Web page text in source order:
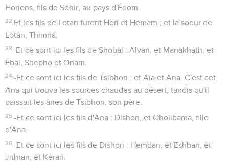
Horiens, fils de Séhir, au pays d'Édom.
22 Et les fils de Lotan furent Hori et Hémam ; et la soeur de
Lotan, Thimna.
23 -Et ce sont ici les fils de Shobal : Alvan, et Manakhath, et
Ébal, Shepho et Onam.
24 -Et ce sont ici les fils de Tsibhon : et Aïa et Ana. C'est cet
Ana qui trouva les sources chaudes au désert, tandis qu'il
paissait les ânes de Tsibhon, son père.
25 -Et ce sont ici les fils d'Ana : Dishon, et Oholibama, fille
d'Ana.
26 -Et ce sont ici les fils de Dishon : Hemdan, et Eshban, et
Jithran, et Keran.